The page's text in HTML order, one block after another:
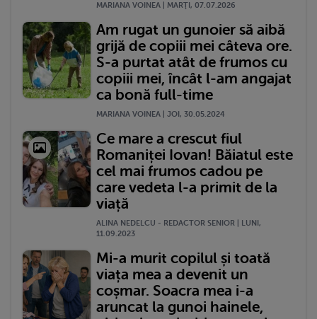
MARIANA VOINEA | MARŢI, 07.07.2026
Am rugat un gunoier să aibă
grijă de copiii mei câteva ore.
S-a purtat atât de frumos cu
copiii mei, încât l-am angajat
ca bonă full-time
MARIANA VOINEA | JOI, 30.05.2024
Ce mare a crescut fiul
Romaniței Iovan! Băiatul este
cel mai frumos cadou pe
care vedeta l-a primit de la
viață
ALINA NEDELCU - REDACTOR SENIOR | LUNI,
11.09.2023
Mi-a murit copilul și toată
viața mea a devenit un
coșmar. Soacra mea i-a
aruncat la gunoi hainele,